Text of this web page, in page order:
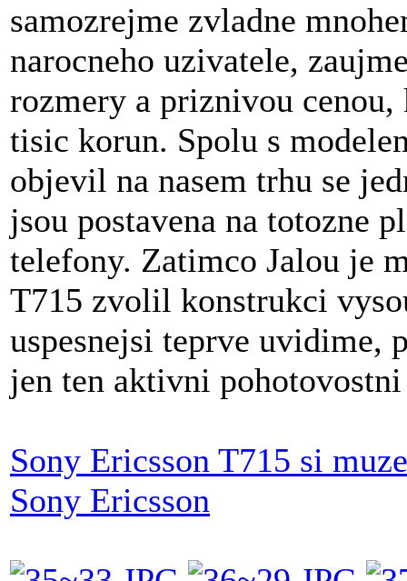
samozrejme zvladne
narocneho uzivatele,
rozmery a priznivou
tisic korun. Spolu s
objevil na nasem trhu se
jsou postavena na totozne
telefony. Zatimco Jalou je
T715 zvolil konstrukci
uspesnejsi teprve uvidime,
jen ten aktivni
Sony Ericsson T715 si
Sony Ericsson